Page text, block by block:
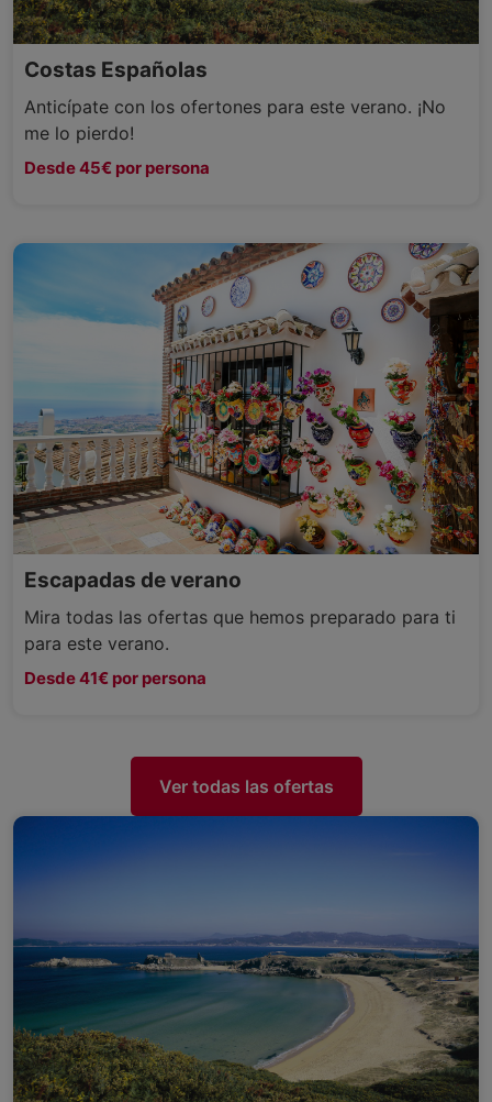
Costas Españolas
Anticípate con los ofertones para este verano. ¡No
me lo pierdo!
Desde 45€ por persona
Escapadas de verano
Mira todas las ofertas que hemos preparado para ti
para este verano.
Desde 41€ por persona
Ver todas las ofertas